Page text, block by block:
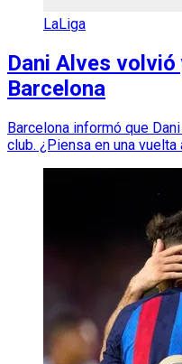
LaLiga
Dani Alves volvió
Barcelona
Barcelona informó que
club. ¿Piensa en una vuelta